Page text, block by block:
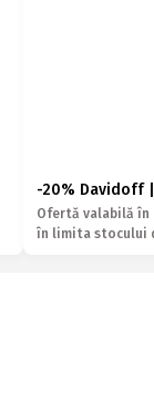
-20% Davidoff
Ofertă valabilă în
în limita stocului